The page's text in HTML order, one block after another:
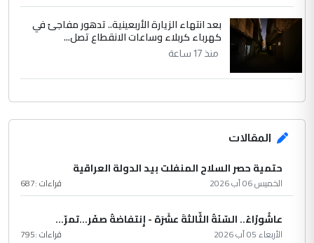
بعد انتهاء الزيارة الأربعينية.. تدهور مفاجئ في
كهرباء كربلاء وساعات الانقطاع تصل...
منذ 17 ساعة
المقالات
حتمية حصر السلاح المنفلت بيد الدولة العراقية
الخميس 06 آب 2026 قراءات :687
عاشُورْاءُ.. السّنَةُ الثّالثةَ عشَرَة - إِنتفاضةُ صفَر…تمرّ...
الأربعاء 05 آب 2026 قراءات :795